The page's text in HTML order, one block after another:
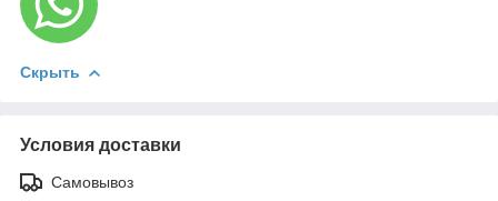
Скрыть
Условия доставки
Самовывоз